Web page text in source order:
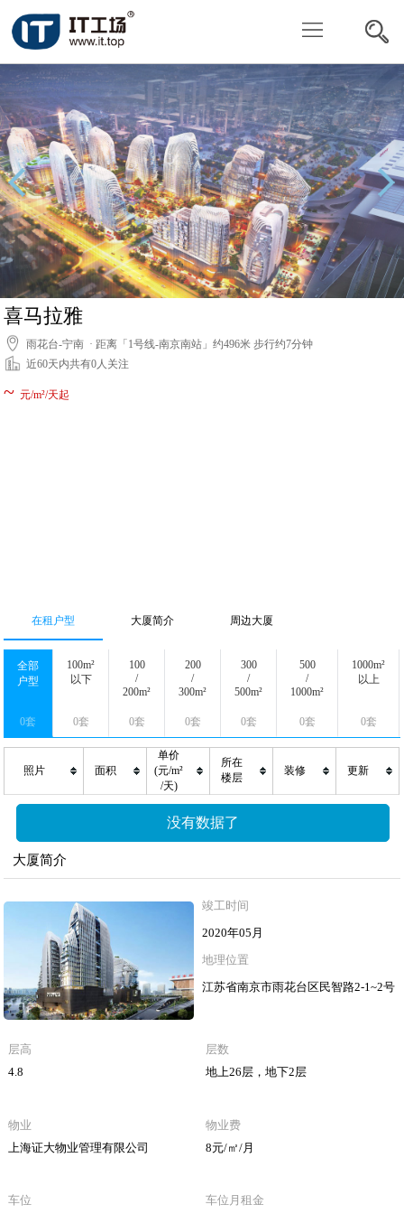
写
字
楼
共
享
办
公
委
托
找
房
投
放
房
源
关
于
我
们
联
系
我
们
喜马拉雅
雨花台-宁南 · 距离「1号线-南京南站」约496米 步行约7分钟
近60天内共有0人关注
~元/m²/天起
在租户型 大厦简介 周边大厦
全部
户型
0套
100m²
以下
0套
100
/
200m²
0套
200
/
300m²
0套
300
/
500m²
0套
500
/
1000m²
0套
1000m²
以上
0套
照片 面积
单价
(元/m²
/天)
所在
楼层
装修 更新
没有数据了
大厦简介
竣工时间
2020年05月
地理位置
江苏省南京市雨花台区民智路2-1~2号
层高
4.8
层数
地上26层，地下2层
物业
上海证大物业管理有限公司
物业费
8元/㎡/月
车位
车位月租金